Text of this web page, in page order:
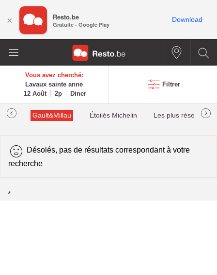
Vous avez cherché:
Lavaux sainte anne
12 Août
2p Diner
Filtrer
Gault&Millau Étoilés Michelin Les plus réservés
Désolés, pas de résultats correspondant à votre
recherche
*
× Resto.be
Gratuite - Google Play
Download